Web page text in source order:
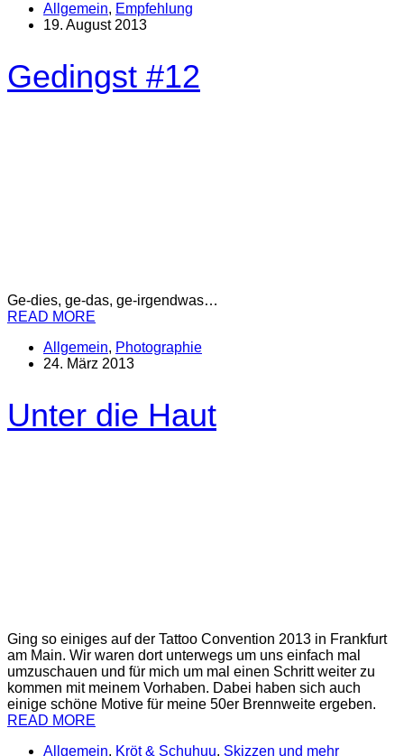
Allgemein, Empfehlung
19. August 2013
Gedingst #12
Ge-dies, ge-das, ge-irgendwas…
READ MORE
Allgemein, Photographie
24. März 2013
Unter die Haut
Ging so einiges auf der Tattoo Convention 2013 in Frankfurt
am Main. Wir waren dort unterwegs um uns einfach mal
umzuschauen und für mich um mal einen Schritt weiter zu
kommen mit meinem Vorhaben. Dabei haben sich auch
einige schöne Motive für meine 50er Brennweite ergeben.
READ MORE
Allgemein, Kröt & Schuhuu, Skizzen und mehr